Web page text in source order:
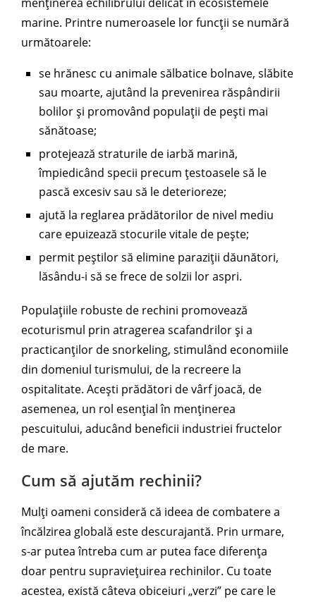
marine. Printre numeroasele lor funcții se numără
următoarele:
se hrănesc cu animale sălbatice bolnave, slăbite
sau moarte, ajutând la prevenirea răspândirii
bolilor și promovând populații de pești mai
sănătoase;
protejează straturile de iarbă marină,
împiedicând specii precum țestoasele să le
pască excesiv sau să le deterioreze;
ajută la reglarea prădătorilor de nivel mediu
care epuizează stocurile vitale de pește;
permit peștilor să elimine paraziții dăunători,
lăsându-i să se frece de solzii lor aspri.
Populațiile robuste de rechini promovează
ecoturismul prin atragerea scafandrilor și a
practicanților de snorkeling, stimulând economiile
din domeniul turismului, de la recreere la
ospitalitate. Acești prădători de vârf joacă, de
asemenea, un rol esențial în menținerea
pescuitului, aducând beneficii industriei fructelor
de mare.
Cum să ajutăm rechinii?
Mulți oameni consideră că ideea de combatere a
încălzirea globală este descurajantă. Prin urmare,
s-ar putea întreba cum ar putea face diferența
doar pentru supraviețuirea rechinilor. Cu toate
acestea, există câteva obiceiuri „verzi” pe care le